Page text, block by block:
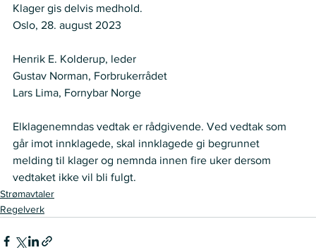
Klager gis delvis medhold.
Oslo, 28. august 2023
Henrik E. Kolderup, leder
Gustav Norman, Forbrukerrådet
Lars Lima, Fornybar Norge
Elklagenemndas vedtak er rådgivende. Ved vedtak som
går imot innklagede, skal innklagede gi begrunnet
melding til klager og nemnda innen fire uker dersom
vedtaket ikke vil bli fulgt.
Strømavtaler
Regelverk